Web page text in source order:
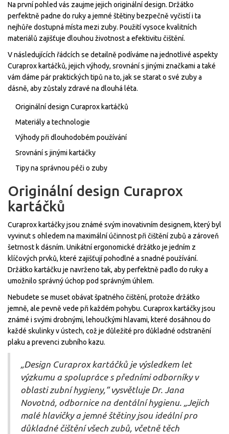
Na první pohled vás zaujme jejich originální design. Držátko
perfektně padne do ruky a jemné štětiny bezpečně vyčistí i ta
nejhůře dostupná místa mezi zuby. Použití vysoce kvalitních
materiálů zajišťuje dlouhou životnost a efektivitu čištění.
V následujících řádcích se detailně podíváme na jednotlivé aspekty
Curaprox kartáčků, jejich výhody, srovnání s jinými značkami a také
vám dáme pár praktických tipů na to, jak se starat o své zuby a
dásně, aby zůstaly zdravé na dlouhá léta.
Originální design Curaprox kartáčků
Materiály a technologie
Výhody při dlouhodobém používání
Srovnání s jinými kartáčky
Tipy na správnou péči o zuby
Originální design Curaprox
kartáčků
Curaprox kartáčky jsou známé svým inovativním designem, který byl
vyvinut s ohledem na maximální účinnost při čištění zubů a zároveň
šetrnost k dásním. Unikátní ergonomické držátko je jedním z
klíčových prvků, které zajišťují pohodlné a snadné používání.
Držátko kartáčku je navrženo tak, aby perfektně padlo do ruky a
umožnilo správný úchop pod správným úhlem.
Nebudete se muset obávat špatného čištění, protože držátko
jemně, ale pevně vede při každém pohybu. Curaprox kartáčky jsou
známé i svými drobnými, lehoučkými hlavami, které dosáhnou do
každé skulinky v ústech, což je důležité pro důkladné odstranění
plaku a prevenci zubního kazu.
„Design Curaprox kartáčků je výsledkem let
výzkumu a spolupráce s předními odborníky v
oblasti zubní hygieny,“ vysvětluje Dr. Jana
Novotná, odbornice na dentální hygienu. „Jejich
malé hlavičky a jemné štětiny jsou ideální pro
důkladné čištění všech zubů, včetně těch